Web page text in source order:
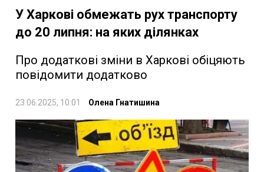
У Харкові обмежать рух транспорту
до 20 липня: на яких ділянках
Про додаткові зміни в Харкові обіцяють
повідомити додатково
23.06.2025, 10:01 Олена Гнатишина